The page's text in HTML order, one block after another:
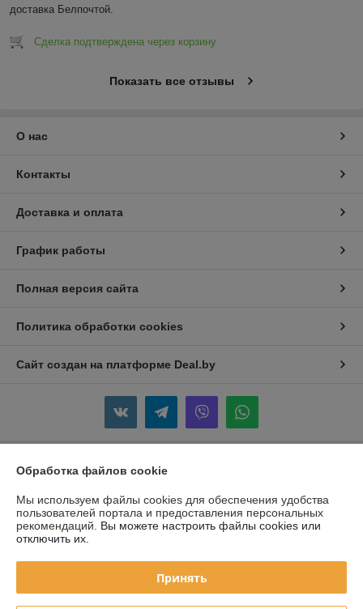
доставка Белпочтой.
Сделка подтверждена через корзину
Показать все отзывы
О нас
Контакты
Доставка и оплата
График работы
Полная версия сайта
Политика обработки cookies
Сайт создан на платформе Deal.by
Информация для покупателя
Юридическое лицо:Частное Предприятие "ЖАКОМ"
220088 г. Минск, ул. Смоленская 10A, пом.2
Регистрационный номер ЕГР: 690755458
УНП: 690755458
Регистрационный орган: Слуцкий райисполком
Обработка файлов cookie
Мы используем файлы cookies для обеспечения удобства
пользователей портала и предоставления персональных
рекомендаций. Вы можете настроить файлы cookies или
отключить их.
Принять